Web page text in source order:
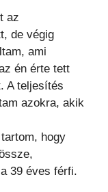
az
de végig
ami
én érte tett
A teljesítés
azokra, akik
hogy
39 éves férfi.